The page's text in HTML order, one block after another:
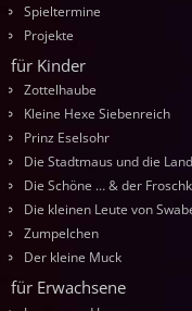
Spieltermine
Projekte
für Kinder
Zottelhaube
Kleine Hexe Siebenreich
Prinz Eselsohr
Die Stadtmaus und die
Die Schöne … & der
Die kleinen Leute von
Zumpelchen
Der kleine Muck
für Erwachsene